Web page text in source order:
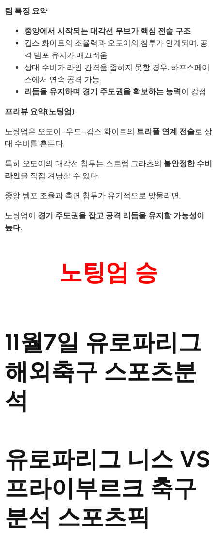
팀 특징 요약
중앙에서 시작되는 대각선 무브가 핵심 전술 구조
깁스 화이트의 조율력과 오도이의 침투가 연계되며, 공
격 템포 유지가 매끄러움
상대 수비가 라인 간격을 좁히지 못할 경우, 하프스페이
스에서 연속 공격 가능
리듬을 유지하며 경기 주도권을 확보하는 능력이 강점
프리뷰 요약(노팅엄)
노팅엄은 오도이–우드–깁스 화이트의 트리플 연계 전술로 상
대 수비를 흔든다.
특히 오도이의 대각선 침투는 스트럼 그라츠의 불안정한 수비
라인을 직접 겨냥할 수 있다.
중앙 템포 조율과 측면 침투가 유기적으로 맞물리면,
노팅엄이 경기 주도권을 잡고 공격 리듬을 유지할 가능성이
높다.
노팅엄 승
11월7일 유로파리그
해외축구 스포츠분
석
유로파리그 니스 VS
프라이부르크 축구
분석 스포츠픽